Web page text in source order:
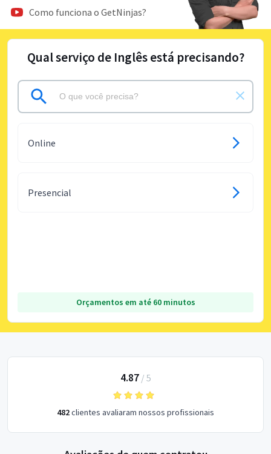
Como funciona o GetNinjas?
Qual serviço de Inglês está precisando?
Online
Presencial
Orçamentos em até 60 minutos
4.87/ 5
482clientes avaliaram nossos profissionais